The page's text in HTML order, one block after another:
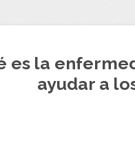
es la
ayudar a